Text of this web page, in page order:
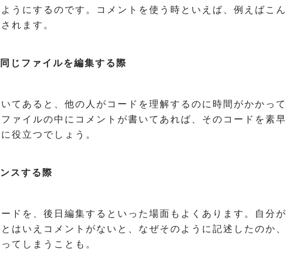
うにするのです。コメントを使う時といえば、例えばこん
れます。
じファイルを編集する際
てあると、他の人がコードを理解するのに時間がかかって
ァイルの中にコメントが書いてあれば、そのコードを素早
役立つでしょう。
スする際
ドを、後日編集するといった場面もよくあります。自分が
はいえコメントがないと、なぜそのように記述したのか、
てしまうことも。